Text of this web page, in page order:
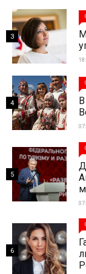
3
4
5
6